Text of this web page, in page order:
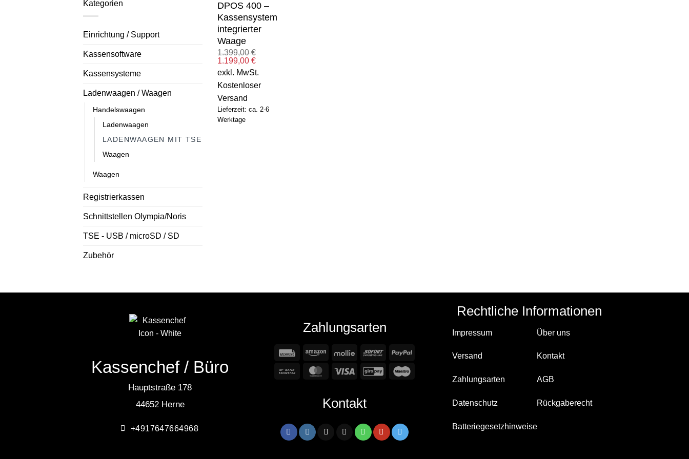
Kategorien
Einrichtung / Support
Kassensoftware
Kassensysteme
Ladenwaagen / Waagen
Handelswaagen
Ladenwaagen
LADENWAAGEN MIT TSE
Waagen
Waagen
Registrierkassen
Schnittstellen Olympia/Noris
TSE - USB / microSD / SD
Zubehör
DPOS 400 –
Kassensystem
integrierter
Waage
1.399,00€
Ursprünglicher
Preis
war:
1.399,00 €
1.199,00€Aktueller
Preis
ist:
1.199,00 €.
exkl. MwSt.
Kostenloser
Versand
Lieferzeit: ca. 2-6
Werktage
Kassenchef / Büro
Hauptstraße 178
44652 Herne
+4917647664968
Zahlungsarten
RechungAmazonMollie Sofort PayPal
Bank
MasterCard
Visa GiroPay
Kontakt
Rechtliche Informationen
Impressum
Versand
Zahlungsarten
Datenschutz
Batteriegesetzhinweise
Über uns
Kontakt
AGB
Rückgaberecht